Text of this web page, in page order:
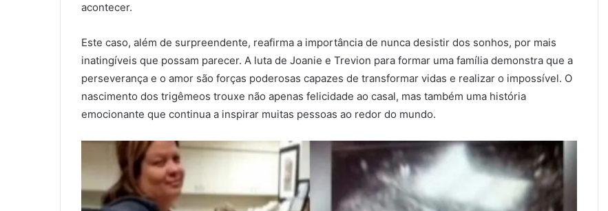
acontecer.
Este caso, além de surpreendente, reafirma a importância de nunca desistir dos sonhos, por mais
inatingíveis que possam parecer. A luta de Joanie e Trevion para formar uma família demonstra que a
perseverança e o amor são forças poderosas capazes de transformar vidas e realizar o impossível. O
nascimento dos trigêmeos trouxe não apenas felicidade ao casal, mas também uma história
emocionante que continua a inspirar muitas pessoas ao redor do mundo.